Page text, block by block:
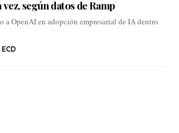
según datos de Ramp
a OpenAI en adopción empresarial de IA dentro